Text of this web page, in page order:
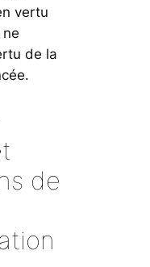
vertu
de la
de